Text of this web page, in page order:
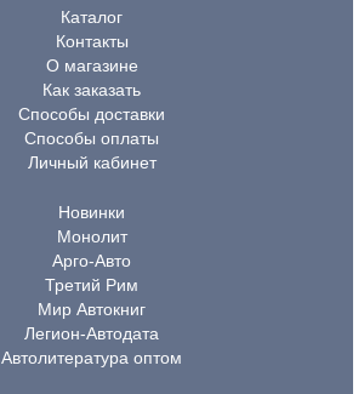
Каталог
Контакты
О магазине
Как заказать
Способы доставки
Способы оплаты
Личный кабинет
Новинки
Монолит
Арго-Авто
Третий Рим
Мир Автокниг
Легион-Автодата
Автолитература оптом